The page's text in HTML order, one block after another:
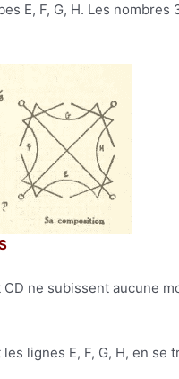
E, F, G, H. Les nombres
ne subissent aucune
lignes E, F, G, H, en se